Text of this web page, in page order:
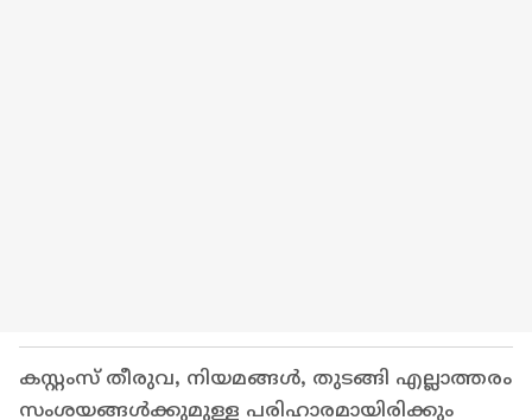
കസ്റ്റംസ് തീരുവ, നിയമങ്ങൾ, തുടങ്ങി എല്ലാത്തരം
സംശയങ്ങൾക്കുമുള്ള പരിഹാരമായിരിക്കും